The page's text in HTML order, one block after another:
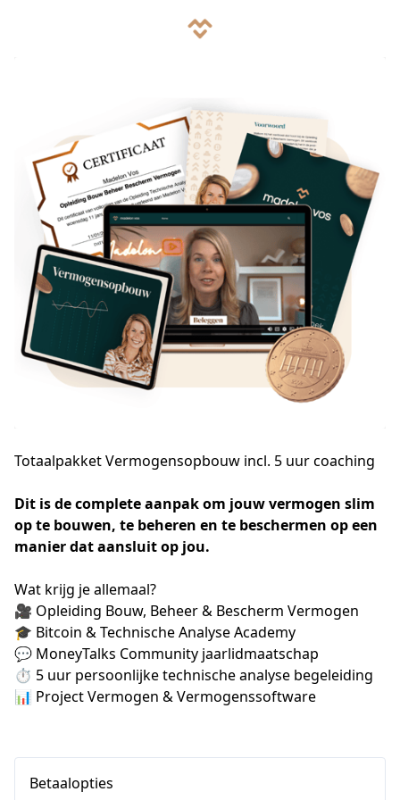
Totaalpakket Vermogensopbouw incl. 5 uur coaching
Dit is de complete aanpak om jouw vermogen slim
op te bouwen, te beheren en te beschermen op een
manier dat aansluit op jou.
Wat krijg je allemaal?
🎥 Opleiding Bouw, Beheer & Bescherm Vermogen
🎓 Bitcoin & Technische Analyse Academy
💬 MoneyTalks Community jaarlidmaatschap
⏱️ 5 uur persoonlijke technische analyse begeleiding
📊 Project Vermogen & Vermogenssoftware
Betaalopties